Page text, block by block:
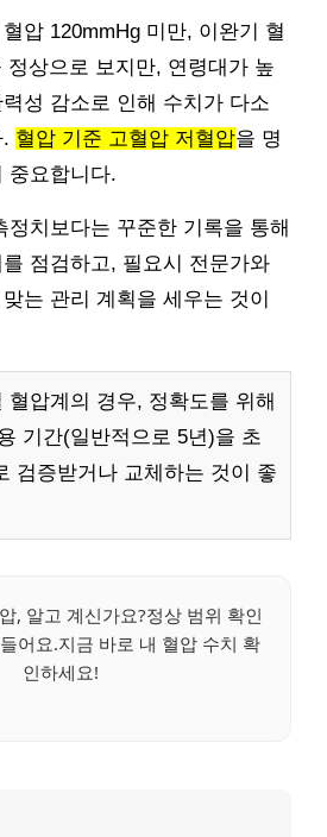
압 120mmHg 미만, 이완기 혈
정상으로 보지만, 연령대가 높
성 감소로 인해 수치가 다소
혈압 기준 고혈압 저혈압을 명
중요합니다.
정치보다는 꾸준한 기록을 통해
점검하고, 필요시 전문가와
는 관리 계획을 세우는 것이
혈압계의 경우, 정확도를 위해
기간(일반적으로 5년)을 초
검증받거나 교체하는 것이 좋
, 알고 계신가요?정상 범위 확인
어요.지금 바로 내 혈압 수치 확
인하세요!